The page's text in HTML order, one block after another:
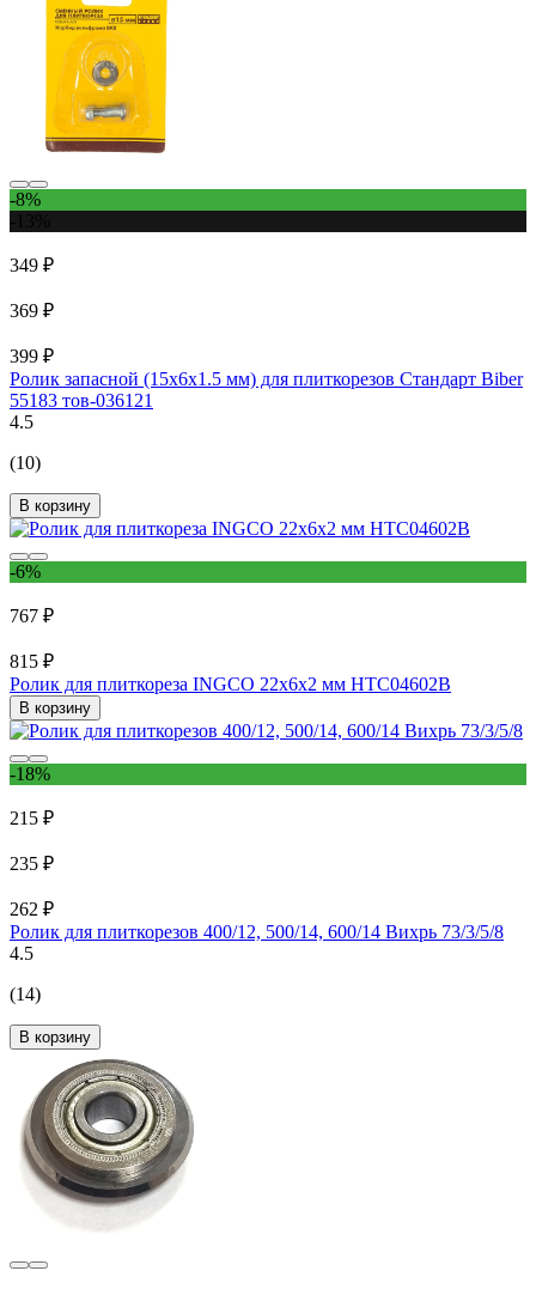
-8%
349 ₽
369 ₽
399 ₽
Ролик запасной (15х6х1.5 мм) для плиткорезов Стандарт Biber
55183 тов-036121
4.5
(10)
В корзину
-6%
767 ₽
815 ₽
Ролик для плиткореза INGCO 22х6х2 мм HTC04602B
В корзину
-18%
215 ₽
235 ₽
262 ₽
Ролик для плиткорезов 400/12, 500/14, 600/14 Вихрь 73/3/5/8
4.5
(14)
В корзину